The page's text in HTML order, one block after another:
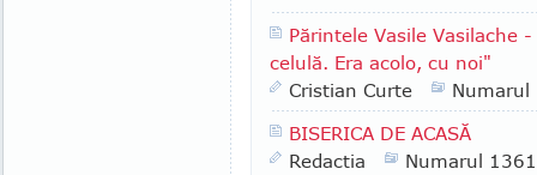
Părintele Vasile Vasilache
celulă. Era acolo, cu noi"
Cristian Curte
Numarul
BISERICA DE ACASĂ
Redactia
Numarul 1361